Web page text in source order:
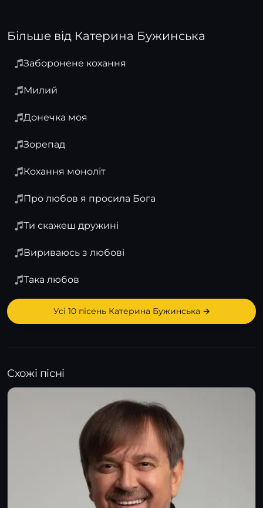
Більше від Катерина Бужинська
Заборонене кохання
Милий
Донечка моя
Зорепад
Кохання моноліт
Про любов я просила Бога
Ти скажеш дружині
Вириваюсь з любові
Така любов
Усі 10 пісень Катерина Бужинська →
Схожі пісні